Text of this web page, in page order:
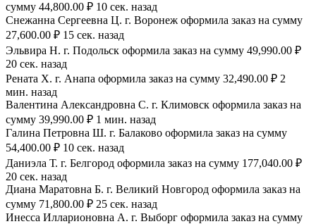
сумму 44,800.00 ₽ 10 сек. назад
Снежанна Сергеевна Ц. г. Воронеж оформила заказ на сумму
27,600.00 ₽ 15 сек. назад
Эльвира Н. г. Подольск оформила заказ на сумму 49,990.00 ₽
20 сек. назад
Рената Х. г. Анапа оформила заказ на сумму 32,490.00 ₽ 2
мин. назад
Валентина Александровна С. г. Климовск оформила заказ на
сумму 39,990.00 ₽ 1 мин. назад
Галина Петровна Ш. г. Балаково оформила заказ на сумму
54,400.00 ₽ 10 сек. назад
Даниэла Т. г. Белгород оформила заказ на сумму 177,040.00 ₽
20 сек. назад
Диана Маратовна Б. г. Великий Новгород оформила заказ на
сумму 71,800.00 ₽ 25 сек. назад
Инесса Илларионовна А. г. Выборг оформила заказ на сумму